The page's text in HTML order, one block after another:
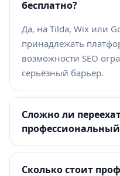
бесплатно?
Да, на Tilda, Wix или
принадлежать
возможности SEO
серьёзный барьер.
Сложно ли
Сколько стоит